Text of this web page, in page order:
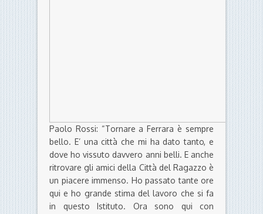
Paolo Rossi: “Tornare a Ferrara è sempre
bello. E’ una città che mi ha dato tanto, e
dove ho vissuto davvero anni belli. E anche
ritrovare gli amici della Città del Ragazzo è
un piacere immenso. Ho passato tante ore
qui e ho grande stima del lavoro che si fa
in questo Istituto. Ora sono qui con